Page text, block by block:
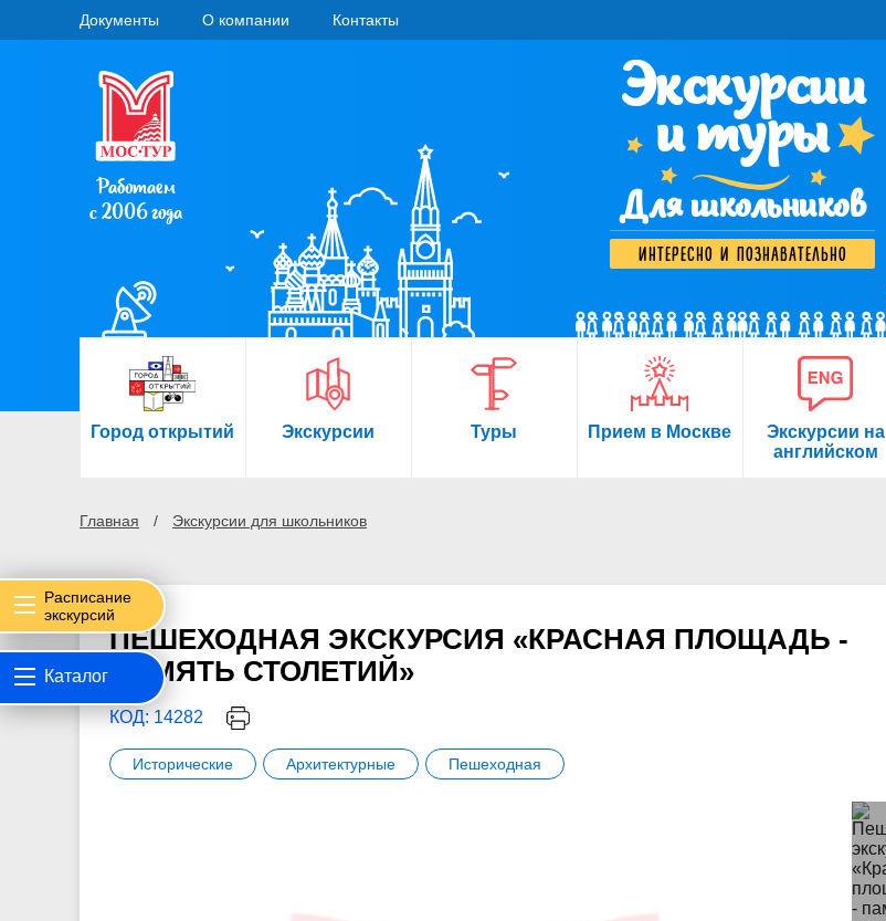
Документы О компании Контакты
Работаем
с 2006 года
Экскурсии
и туры
Для школьников
интересно и познавательно
Город открытий Экскурсии Туры Прием в Москве
Экскурсии на
английском
Главная Экскурсии для школьников
Расписание
экскурсий
Каталог
ПЕШЕХОДНАЯ ЭКСКУРСИЯ «КРАСНАЯ ПЛОЩАДЬ -
ПАМЯТЬ СТОЛЕТИЙ»
КОД: 14282
Исторические Архитектурные Пешеходная